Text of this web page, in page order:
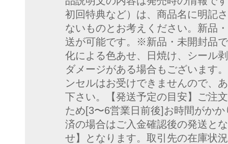
初回特典など）は、商品名に明記
ないものとお考えください。新品
送が可能です。※新品・未開封品
化による色あせ、日焼け、シール
ダメージがある場合もございます
ンセルはお受けできませんので、
下さい。【発送予定の目安】ご注
ため[3〜6営業日前後]お時間がか
済の場合はご入金確認後の発送と
せ】となります。取引先の在庫状